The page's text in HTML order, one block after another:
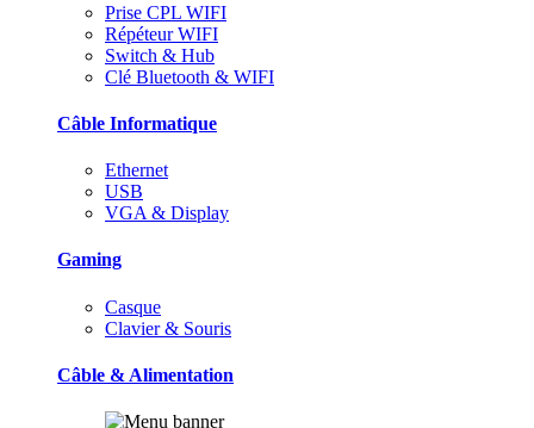
Prise CPL WIFI
Répéteur WIFI
Switch & Hub
Clé Bluetooth & WIFI
Câble Informatique
Ethernet
USB
VGA & Display
Gaming
Casque
Clavier & Souris
Câble & Alimentation